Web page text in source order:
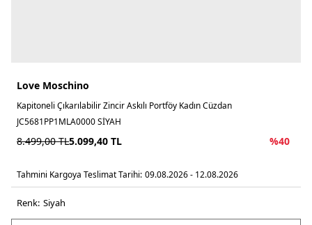
Love Moschino
Kapitoneli Çıkarılabilir Zincir Askılı Portföy Kadın Cüzdan
JC5681PP1MLA0000 SİYAH
8.499,00TL5.099,40 TL %40
Tahmini Kargoya Teslimat Tarihi: 09.08.2026 - 12.08.2026
Renk: si̇yah